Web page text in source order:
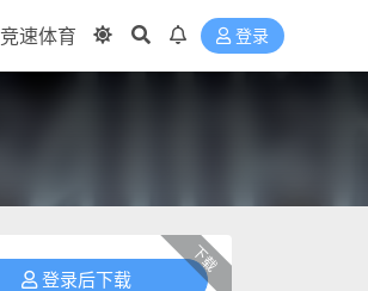
竞速体育 登录
下载
登录后下载